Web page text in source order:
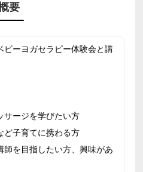
要
ビーヨガセラピー体験会と講
サージを学びたい方
ど子育てに携わる方
師を目指したい方、興味があ